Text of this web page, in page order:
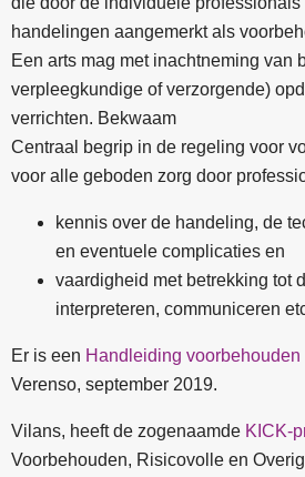
handelingen aangemerkt als
Een arts mag met inachtneming
verpleegkundige of verzorgende)
verrichten. Bekwaam
Centraal begrip in de regeling voor
voor alle geboden zorg door
kennis over de handeling, de
en eventuele complicaties en
vaardigheid met betrekking tot
interpreteren, communiceren
Er is een Handleiding
Verenso, september 2019.
Vilans, heeft de zogenaamde KICK-
Voorbehouden, Risicovolle en